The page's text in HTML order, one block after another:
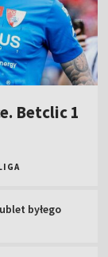
Betclic 1
byłego